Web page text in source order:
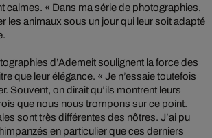
calmes. « Dans ma série de photographies,
les animaux sous un jour qui leur soit adapté
d’Ademeit soulignent la force des
que leur élégance. « Je n’essaie toutefois
Souvent, on dirait qu’ils montrent leurs
que nous nous trompons sur ce point.
sont très différentes des nôtres. J’ai pu
en particulier que ces derniers